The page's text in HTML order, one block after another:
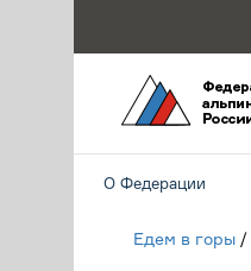
О Федерации
Едем в горы /